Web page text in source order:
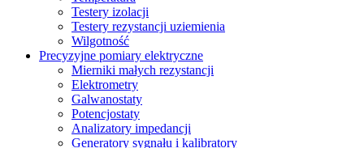
Testery izolacji
Testery rezystancji uziemienia
Wilgotność
Precyzyjne pomiary elektryczne
Mierniki małych rezystancji
Elektrometry
Galwanostaty
Potencjostaty
Analizatory impedancji
Generatory sygnału i kalibratory